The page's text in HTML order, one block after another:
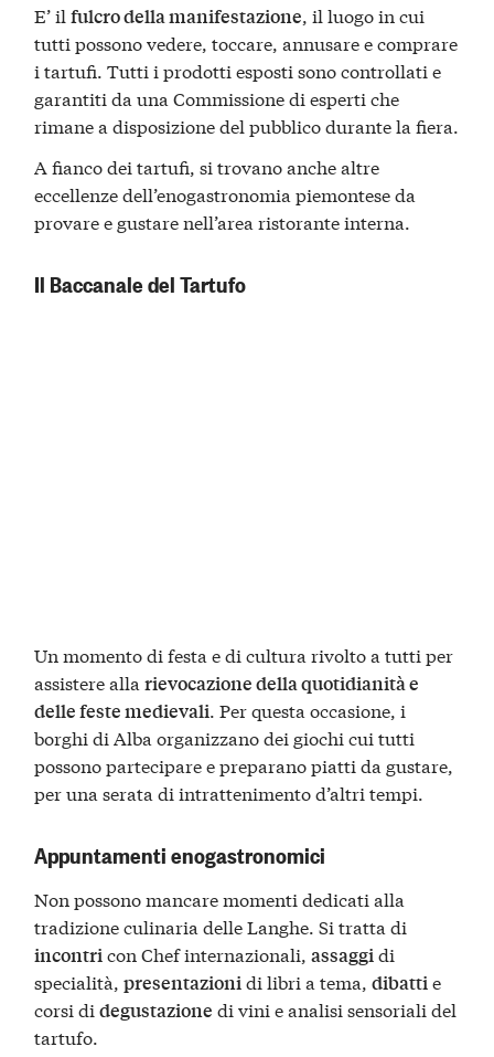
E’ ilfulcro della manifestazione, il luogo in cui
tutti possono vedere, toccare, annusare e comprare
i tartufi. Tutti i prodotti esposti sono controllati e
garantiti da una Commissione di esperti che
rimane a disposizione del pubblico durante la fiera.
A fianco dei tartufi, si trovano anche altre
eccellenze dell’enogastronomia piemontese da
provare e gustare nell’area ristorante interna.
Il Baccanale del Tartufo
Un momento di festa e di cultura rivolto a tutti per
assistere allarievocazione della quotidianità e
delle feste medievali. Per questa occasione, i
borghi di Alba organizzano dei giochi cui tutti
possono partecipare e preparano piatti da gustare,
per una serata di intrattenimento d’altri tempi.
Appuntamenti enogastronomici
Non possono mancare momenti dedicati alla
tradizione culinaria delle Langhe. Si tratta di
incontricon Chef internazionali,assaggidi
specialità,presentazionidi libri a tema,dibattie
corsi didegustazione di vini e analisi sensoriali del
tartufo.